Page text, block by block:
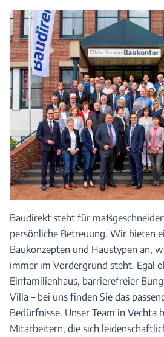
Baudirekt steht für
persönliche Betreuung. Wir bieten
Baukonzepten und Haustypen an,
immer im Vordergrund steht. Egal
Einfamilienhaus, barrierefreier
Villa – bei uns finden Sie das
Bedürfnisse. Unser Team in Vechta
Mitarbeitern, die sich